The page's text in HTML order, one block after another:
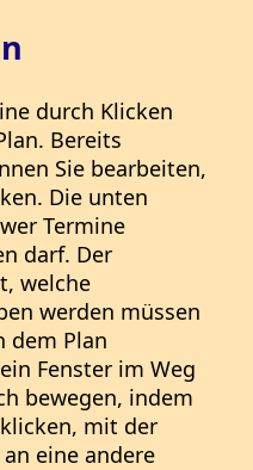
durch Klicken
Bereits
Sie bearbeiten,
Die unten
Termine
darf. Der
welche
werden müssen
dem Plan
Fenster im Weg
bewegen, indem
mit der
eine andere